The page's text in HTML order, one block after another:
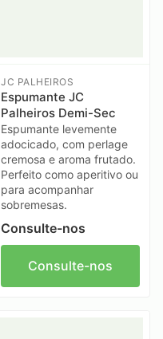
JC PALHEIROS
Espumante JC
Palheiros Demi-Sec
Espumante levemente
adocicado, com perlage
cremosa e aroma frutado.
Perfeito como aperitivo ou
para acompanhar
sobremesas.
Consulte-nos
Consulte-nos